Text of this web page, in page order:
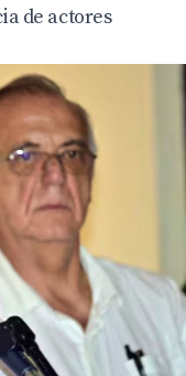
de actores